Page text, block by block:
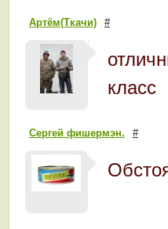
Артём(Ткачи) #
класс
Сергей фишермэн. #